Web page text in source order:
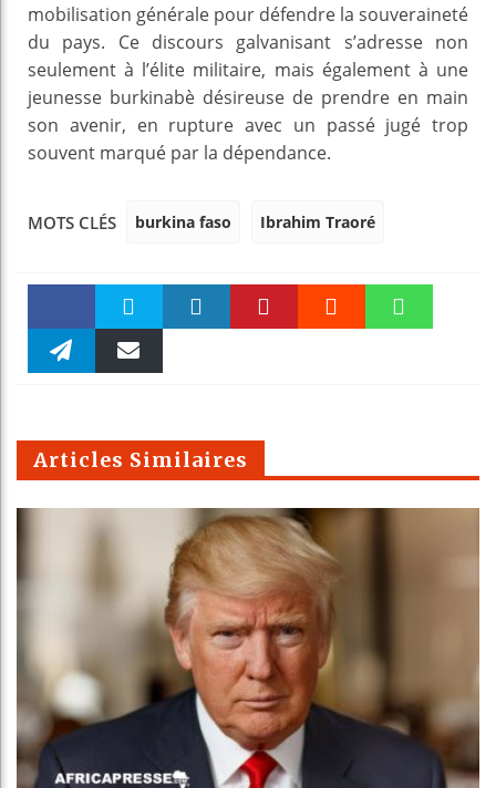
mobilisation générale pour défendre la souveraineté
du pays. Ce discours galvanisant s’adresse non
seulement à l’élite militaire, mais également à une
jeunesse burkinabè désireuse de prendre en main
son avenir, en rupture avec un passé jugé trop
souvent marqué par la dépendance.
MOTS CLÉS burkina faso Ibrahim Traoré
Faceboo Twitter
m
Articles Similaires